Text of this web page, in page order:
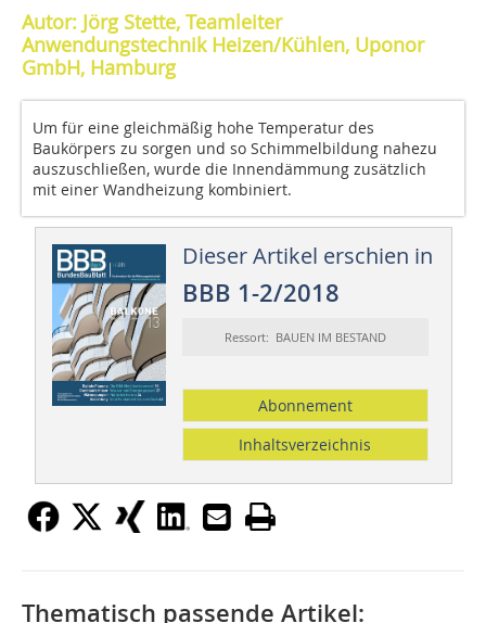
Autor: Jörg Stette, Teamleiter
Anwendungstechnik Heizen/Kühlen, Uponor
GmbH, Hamburg
Um für eine gleichmäßig hohe Temperatur des
Baukörpers zu sorgen und so Schimmelbildung nahezu
auszuschließen, wurde die Innendämmung zusätzlich
mit einer Wandheizung kombiniert.
Dieser Artikel erschien in
BBB 1-2/2018
Ressort: BAUEN IM BESTAND
Abonnement
Inhaltsverzeichnis
Thematisch passende Artikel: